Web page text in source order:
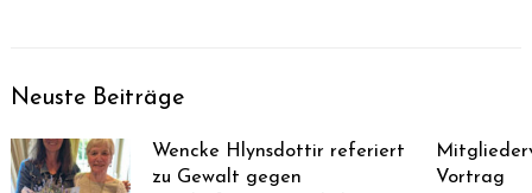
Neuste Beiträge
Wencke Hlynsdottir referiert
zu Gewalt gegen
Vortrag